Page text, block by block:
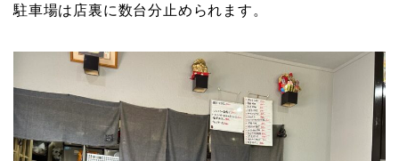
駐車場は店裏に数台分止められます。